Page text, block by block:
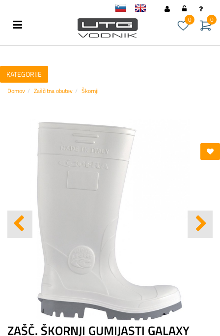
0
0
KATEGORIJE
Domov Zaščitna obutev Škornji
ZAŠČ. ŠKORNJI GUMIJASTI GALAXY